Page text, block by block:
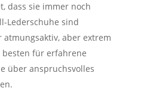
dass sie immer noch
Lederschuhe sind
aber extrem
besten für erfahrene
über anspruchsvolles